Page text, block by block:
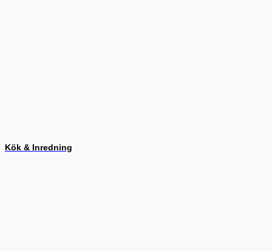
Kök & Inredning